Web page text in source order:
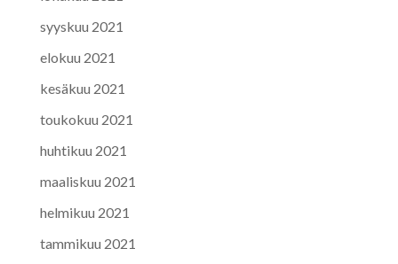
syyskuu 2021
elokuu 2021
kesäkuu 2021
toukokuu 2021
huhtikuu 2021
maaliskuu 2021
helmikuu 2021
tammikuu 2021